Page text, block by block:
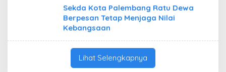
Sekda Kota Palembang Ratu Dewa
Berpesan Tetap Menjaga Nilai
Kebangsaan
Lihat Selengkapnya